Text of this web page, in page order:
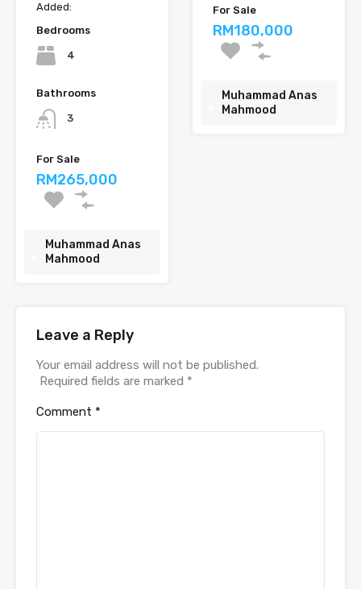
Added:
Bedrooms
4
Bathrooms
3
For Sale
RM265,000
Muhammad Anas
Mahmood
For Sale
RM180,000
Muhammad Anas
Mahmood
Leave a Reply
Your email address will not be published.
Required fields are marked *
Comment *